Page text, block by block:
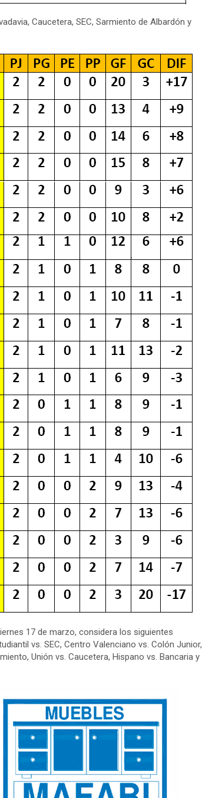
Caucetera, SEC, Sarmiento de Albardón y
17 de marzo, considera los siguientes
vs. SEC, Centro Valenciano vs. Colón Junior,
Unión vs. Caucetera, Hispano vs. Bancaria y